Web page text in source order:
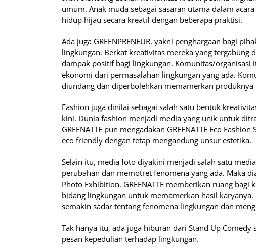
umum. Anak muda sebagai sasaran utama dalam
hidup hijau secara kreatif dengan beberapa praktisi.
Ada juga GREENPRENEUR, yakni penghargaan bagi
lingkungan. Berkat kreativitas mereka yang
dampak positif bagi lingkungan. Komunitas/organisasi
ekonomi dari permasalahan lingkungan yang ada.
diundang dan diperbolehkan memamerkan produknya
Fashion juga dinilai sebagai salah satu bentuk
kini. Dunia fashion menjadi media yang unik untuk
GREENATTE pun mengadakan GREENATTE Eco
eco friendly dengan tetap mengandung unsur estetika.
Selain itu, media foto diyakini menjadi salah satu
perubahan dan memotret fenomena yang ada. Maka
Photo Exhibition. GREENATTE memberikan ruang
bidang lingkungan untuk memamerkan hasil
semakin sadar tentang fenomena lingkungan dan
Tak hanya itu, ada juga hiburan dari Stand Up
pesan kepedulian terhadap lingkungan.